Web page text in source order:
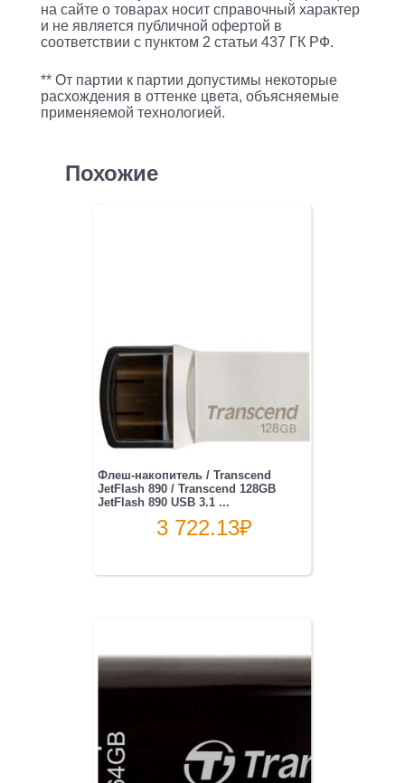
на сайте о товарах носит справочный характер
и не является публичной офертой в
соответствии с пунктом 2 статьи 437 ГК РФ.
** От партии к партии допустимы некоторые
расхождения в оттенке цвета, объясняемые
применяемой технологией.
Похожие
Флеш-накопитель / Transcend
JetFlash 890 / Transcend 128GB
JetFlash 890 USB 3.1 ...
3 722.13₽